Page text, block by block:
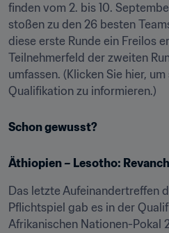
finden vom 2. bis 10.
stoßen zu den 26 besten
diese erste Runde ein Freilos
Teilnehmerfeld der zweiten
umfassen. (Klicken Sie hier,
Qualifikation zu informieren.)
Schon gewusst?
Äthiopien – Lesotho:
Das letzte Aufeinandertreffen
Pflichtspiel gab es in der
Afrikanischen Nationen-Pokal